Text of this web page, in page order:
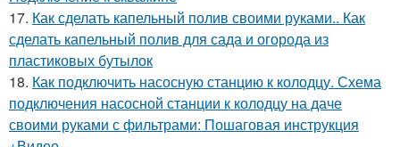
17. Как сделать капельный полив своими руками.. Как
сделать капельный полив для сада и огорода из
пластиковых бутылок
18. Как подключить насосную станцию к колодцу. Схема
подключения насосной станции к колодцу на даче
своими руками с фильтрами: Пошаговая инструкция